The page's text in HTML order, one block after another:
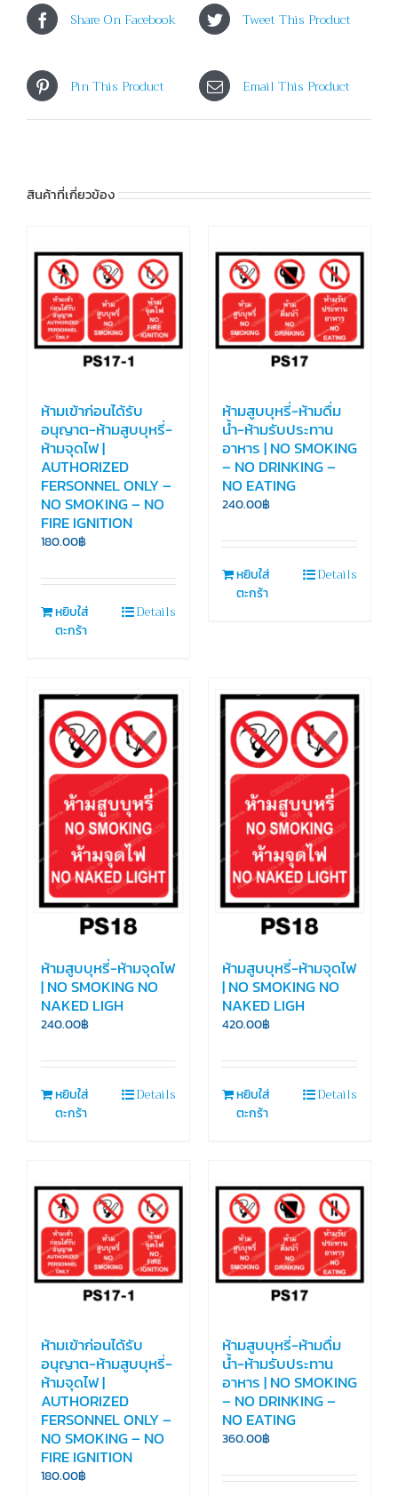
Share On Facebook Tweet This Product
Pin This Product Email This Product
สินค้าที่เกี่ยวข้อง
ห้ามเข้าก่อนได้รับ
อนุญาต-ห้ามสูบบุหรี่-
ห้ามจุดไฟ |
AUTHORIZED
FERSONNEL ONLY –
NO SMOKING – NO
FIRE IGNITION
180.00฿
หยิบใส่
ตะกร้า
Details
ห้ามสูบบุหรี่-ห้ามดื่ม
น้ำ-ห้ามรับประทาน
อาหาร | NO SMOKING
– NO DRINKING –
NO EATING
240.00฿
หยิบใส่
ตะกร้า
Details
ห้ามสูบบุหรี่-ห้ามจุดไฟ
| NO SMOKING NO
NAKED LIGH
240.00฿
หยิบใส่
ตะกร้า
Details
ห้ามสูบบุหรี่-ห้ามจุดไฟ
| NO SMOKING NO
NAKED LIGH
420.00฿
หยิบใส่
ตะกร้า
Details
ห้ามเข้าก่อนได้รับ
อนุญาต-ห้ามสูบบุหรี่-
ห้ามจุดไฟ |
AUTHORIZED
FERSONNEL ONLY –
NO SMOKING – NO
FIRE IGNITION
180.00฿
ห้ามสูบบุหรี่-ห้ามดื่ม
น้ำ-ห้ามรับประทาน
อาหาร | NO SMOKING
– NO DRINKING –
NO EATING
360.00฿